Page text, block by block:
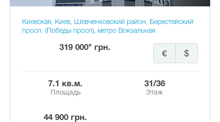
Киевская, Киев, Шевченковский район, Берестейский
просп. (Победы просп), метро Вокзальная
319 000* грн.
$
€
7.1 кв.м.
Площадь
31/36
Этаж
44 900 грн.